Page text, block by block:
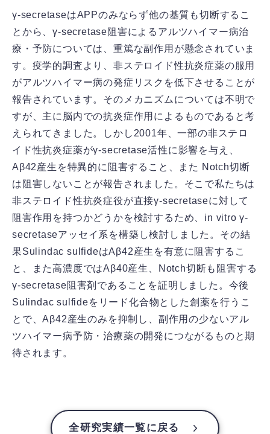
γ-secretaseはAPPのみならず他の基質も切断するこ
とから、γ-secretase阻害によるアルツハイマー病治
療・予防については、重篤な副作用が懸念されていま
す。疫学的調査より、非ステロイド性抗炎症薬の服用
がアルツハイマー病の発症リスクを低下させることが
報告されています。そのメカニズムについては不明で
すが、主に脳内での抗炎症作用によるものであると考
えられてきました。しかし2001年、一部の非ステロ
イド性抗炎症薬がγ-secretase活性に影響を与え、
Aβ42産生を特異的に阻害すること、また Notch切断
は阻害しないことが報告されました。そこで私たちは
非ステロイド性抗炎症役が直接γ-secretaseに対して
阻害作用を持つかどうかを検討するため、in vitro γ-
secretaseアッセイ系を構築し検討しました。その結
果Sulindac sulfideはAβ42産生を有意に阻害するこ
と、また高濃度ではAβ40産生、Notch切断も阻害する
γ-secretase阻害剤であることを証明しました。今後
Sulindac sulfideをリード化合物とした創薬を行うこ
とで、Aβ42産生のみを抑制し、副作用の少ないアル
ツハイマー病予防・治療薬の開発につながるものと期
待されます。
全研究実績一覧に戻る